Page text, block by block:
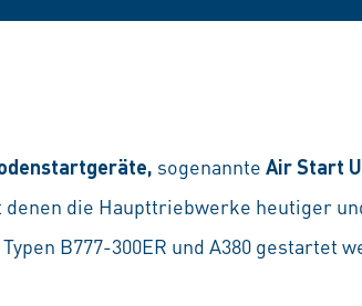
sogenannte Air Start
denen die Haupttriebwerke heutiger
B777-300ER und A380 gestartet